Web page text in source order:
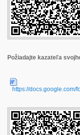
Požiadajte kazateľa
https://docs.google.com/